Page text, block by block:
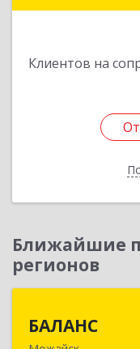
Клиентов на
Ближайшие
регионов
БАЛАНС